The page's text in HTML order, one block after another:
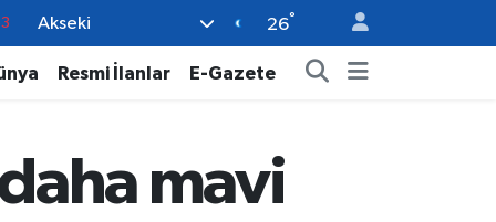
Akseki 26°
Resmi İlanlar E-Gazete
mavi